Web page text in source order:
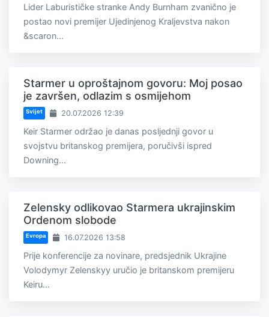
Lider Laburističke stranke Andy Burnham zvanično je
postao novi premijer Ujedinjenog Kraljevstva nakon
&scaron...
Starmer u oproštajnom govoru: Moj posao
je završen, odlazim s osmijehom
Svijet 20.07.2026 12:39
Keir Starmer održao je danas posljednji govor u
svojstvu britanskog premijera, poručivši ispred
Downing...
Zelensky odlikovao Starmera ukrajinskim
Ordenom slobode
Evropa 16.07.2026 13:58
Prije konferencije za novinare, predsjednik Ukrajine
Volodymyr Zelenskyy uručio je britanskom premijeru
Keiru...